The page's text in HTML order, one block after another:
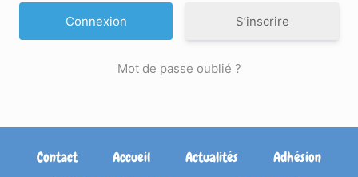
S’inscrire
Mot de passe oublié ?
Contact Accueil Actualités
Adhésion